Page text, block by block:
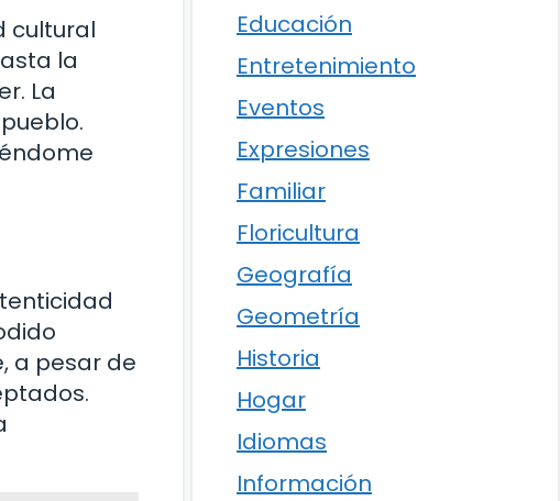
cultural
la
La
a pesar de
Educación
Entretenimiento
Eventos
Expresiones
Familiar
Floricultura
Geografía
Geometría
Historia
Hogar
Idiomas
Información